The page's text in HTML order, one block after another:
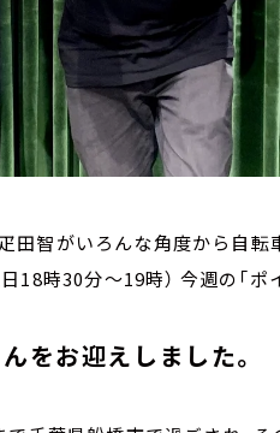
田智がいろんな角度から自
日18時30分～19時） 今週の「
をお迎えしました。